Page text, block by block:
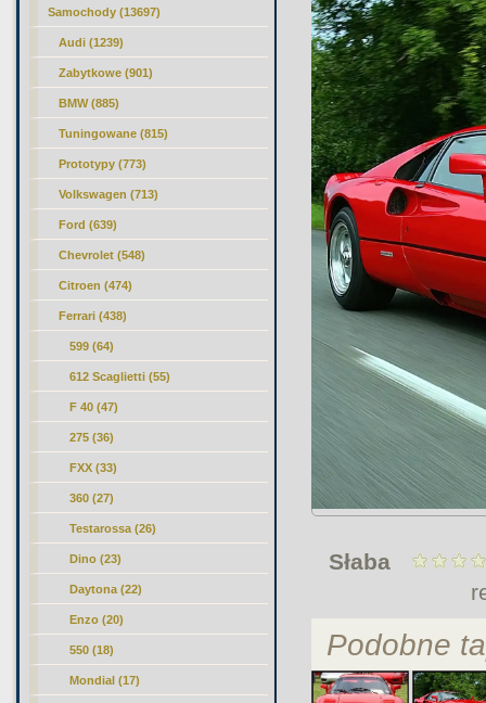
Samochody (13697)
Audi (1239)
Zabytkowe (901)
BMW (885)
Tuningowane (815)
Prototypy (773)
Volkswagen (713)
Ford (639)
Chevrolet (548)
Citroen (474)
Ferrari (438)
599 (64)
612 Scaglietti (55)
F 40 (47)
275 (36)
FXX (33)
360 (27)
Testarossa (26)
Dino (23)
Daytona (22)
Enzo (20)
550 (18)
Mondial (17)
Słaba
Podobne